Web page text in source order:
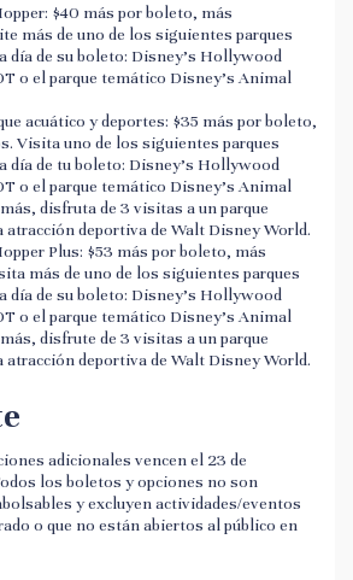
$40 más por boleto, más
más de uno de los siguientes parques
día de su boleto: Disney's Hollywood
o el parque temático Disney's Animal
acuático y deportes: $35 más por boleto,
Visita uno de los siguientes parques
día de tu boleto: Disney's Hollywood
o el parque temático Disney's Animal
disfruta de 3 visitas a un parque
atracción deportiva de Walt Disney World.
Plus: $53 más por boleto, más
más de uno de los siguientes parques
día de su boleto: Disney's Hollywood
o el parque temático Disney's Animal
disfrute de 3 visitas a un parque
atracción deportiva de Walt Disney World.
adicionales vencen el 23 de
los boletos y opciones no son
y excluyen actividades/eventos
o que no están abiertos al público en